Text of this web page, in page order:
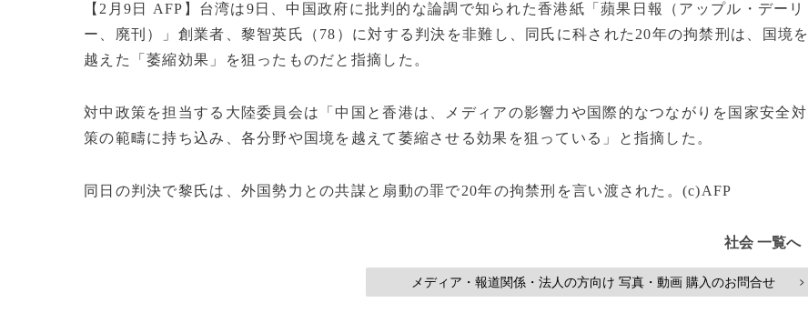
【2月9日 AFP】台湾は9日、中国政府に批判的な論調で知られた香港紙「蘋果日報（アップル・デーリ
ー、廃刊）」創業者、黎智英氏（78）に対する判決を非難し、同氏に科された20年の拘禁刑は、国境を
越えた「萎縮効果」を狙ったものだと指摘した。
対中政策を担当する大陸委員会は「中国と香港は、メディアの影響力や国際的なつながりを国家安全対
策の範疇に持ち込み、各分野や国境を越えて萎縮させる効果を狙っている」と指摘した。
同日の判決で黎氏は、外国勢力との共謀と扇動の罪で20年の拘禁刑を言い渡された。(c)AFP
社会 一覧へ
メディア・報道関係・法人の方向け 写真・動画 購入のお問合せ >